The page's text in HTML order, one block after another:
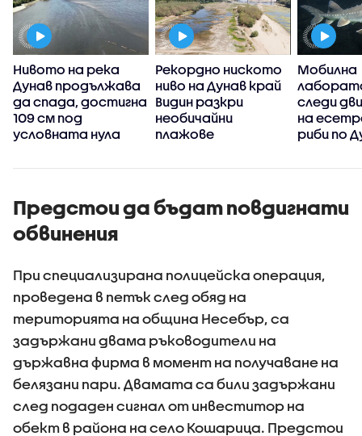
Нивото на река
Дунав продължава
да спада, достигна
109 см под
условната нула
Рекордно ниското
ниво на Дунав край
Видин разкри
необичайни
плажове
Мобилна
следи
на
риби по
Предстои да бъдат повдигнати
обвинения
При специализирана полицейска операция,
проведена в петък след обяд на
територията на община Несебър, са
задържани двама ръководители на
държавна фирма в момент на получаване на
белязани пари. Двамата са били задържани
след подаден сигнал от инвеститор на
обект в района на село Кошарица. Предстои